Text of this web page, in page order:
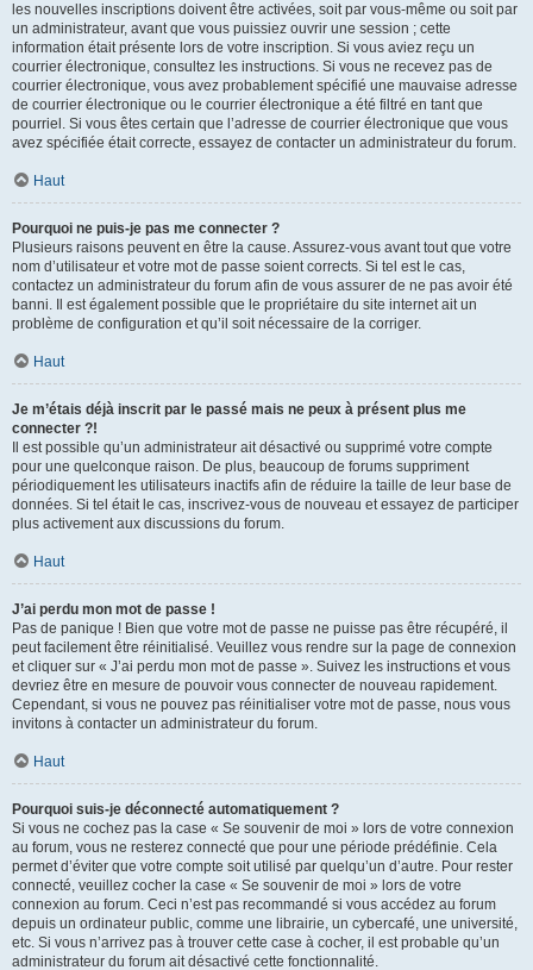
les nouvelles inscriptions doivent être activées, soit par vous-même ou soit par
un administrateur, avant que vous puissiez ouvrir une session ; cette
information était présente lors de votre inscription. Si vous aviez reçu un
courrier électronique, consultez les instructions. Si vous ne recevez pas de
courrier électronique, vous avez probablement spécifié une mauvaise adresse
de courrier électronique ou le courrier électronique a été filtré en tant que
pourriel. Si vous êtes certain que l’adresse de courrier électronique que vous
avez spécifiée était correcte, essayez de contacter un administrateur du forum.
Haut
Pourquoi ne puis-je pas me connecter ?
Plusieurs raisons peuvent en être la cause. Assurez-vous avant tout que votre
nom d’utilisateur et votre mot de passe soient corrects. Si tel est le cas,
contactez un administrateur du forum afin de vous assurer de ne pas avoir été
banni. Il est également possible que le propriétaire du site internet ait un
problème de configuration et qu’il soit nécessaire de la corriger.
Haut
Je m’étais déjà inscrit par le passé mais ne peux à présent plus me
connecter ?!
Il est possible qu’un administrateur ait désactivé ou supprimé votre compte
pour une quelconque raison. De plus, beaucoup de forums suppriment
périodiquement les utilisateurs inactifs afin de réduire la taille de leur base de
données. Si tel était le cas, inscrivez-vous de nouveau et essayez de participer
plus activement aux discussions du forum.
Haut
J’ai perdu mon mot de passe !
Pas de panique ! Bien que votre mot de passe ne puisse pas être récupéré, il
peut facilement être réinitialisé. Veuillez vous rendre sur la page de connexion
et cliquer sur « J’ai perdu mon mot de passe ». Suivez les instructions et vous
devriez être en mesure de pouvoir vous connecter de nouveau rapidement.
Cependant, si vous ne pouvez pas réinitialiser votre mot de passe, nous vous
invitons à contacter un administrateur du forum.
Haut
Pourquoi suis-je déconnecté automatiquement ?
Si vous ne cochez pas la case « Se souvenir de moi » lors de votre connexion
au forum, vous ne resterez connecté que pour une période prédéfinie. Cela
permet d’éviter que votre compte soit utilisé par quelqu’un d’autre. Pour rester
connecté, veuillez cocher la case « Se souvenir de moi » lors de votre
connexion au forum. Ceci n’est pas recommandé si vous accédez au forum
depuis un ordinateur public, comme une librairie, un cybercafé, une université,
etc. Si vous n’arrivez pas à trouver cette case à cocher, il est probable qu’un
administrateur du forum ait désactivé cette fonctionnalité.